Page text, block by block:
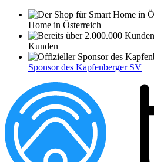
Home in Österreich
Kunden
Sponsor des Kapfenberger SV